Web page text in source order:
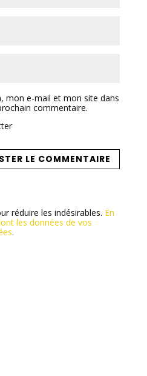
mon e-mail et mon site dans
commentaire.
réduire les indésirables. En
les données de vos
.